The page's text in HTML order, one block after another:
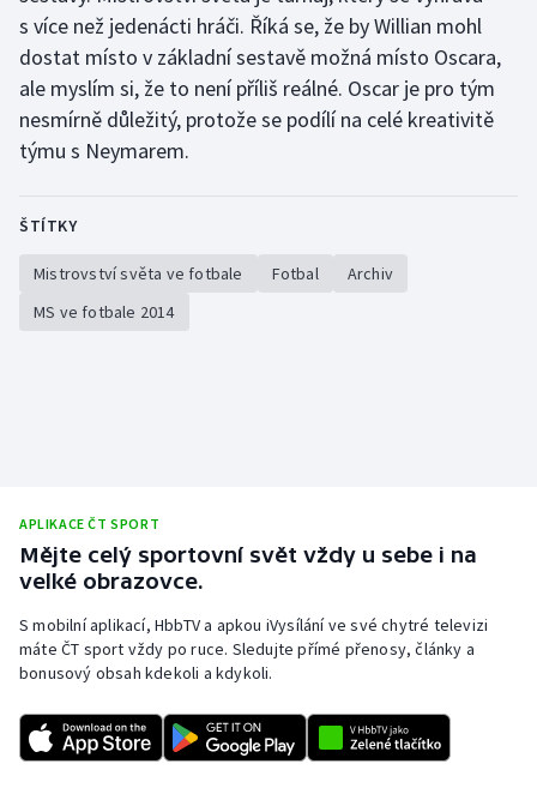
s více než jedenácti hráči. Říká se, že by Willian mohl
dostat místo v základní sestavě možná místo Oscara,
ale myslím si, že to není příliš reálné. Oscar je pro tým
nesmírně důležitý, protože se podílí na celé kreativitě
týmu s Neymarem.
ŠTÍTKY
Mistrovství světa ve fotbale Fotbal
Archiv
MS ve fotbale 2014
APLIKACE ČT SPORT
Mějte celý sportovní svět vždy u sebe i na
velké obrazovce.
S mobilní aplikací, HbbTV a apkou iVysílání ve své chytré televizi
máte ČT sport vždy po ruce. Sledujte přímé přenosy, články a
bonusový obsah kdekoli a kdykoli.